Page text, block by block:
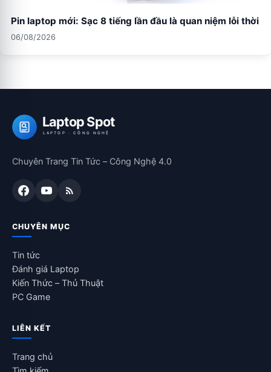
Pin laptop mới: Sạc 8 tiếng lần đầu là quan niệm lỗi thời
06/08/2026
Laptop Spot
LAPTOP · CÔNG NGHỆ
Chuyên Trang Tin Tức – Công Nghệ 4.0
CHUYÊN MỤC
Tin tức
Đánh giá Laptop
Kiến Thức – Thủ Thuật
PC Game
LIÊN KẾT
Trang chủ